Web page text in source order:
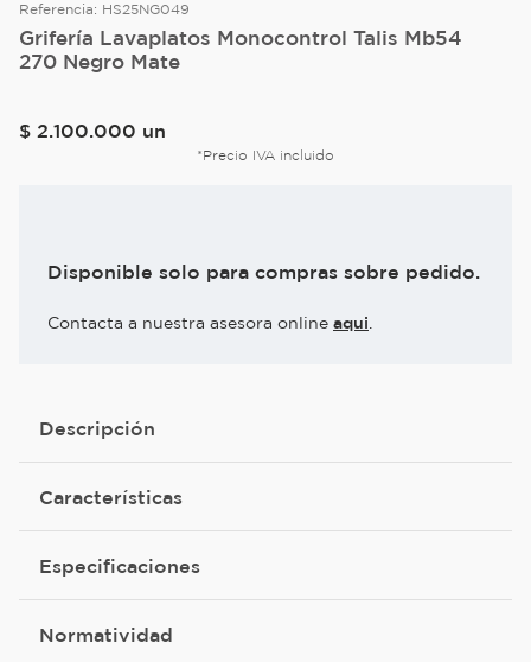
Referencia: HS25NG049
Grifería Lavaplatos Monocontrol Talis Mb54
270 Negro Mate
$ 2.100.000 un
*Precio IVA incluido
Disponible solo para compras sobre pedido.
Contacta a nuestra asesora online aqui
Descripción
Características
Especificaciones
Normatividad